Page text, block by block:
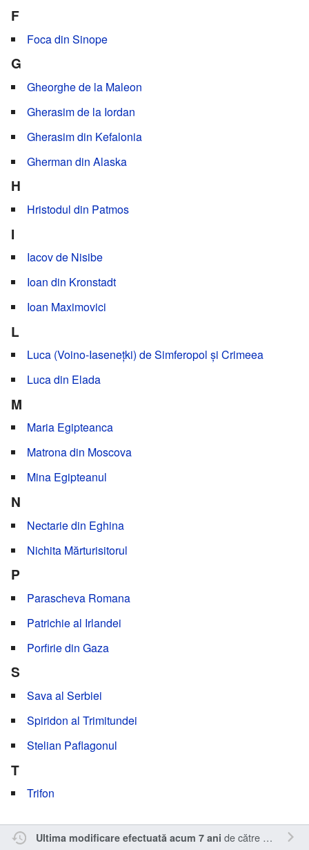
F
Foca din Sinope
G
Gheorghe de la Maleon
Gherasim de la Iordan
Gherasim din Kefalonia
Gherman din Alaska
H
Hristodul din Patmos
I
Iacov de Nisibe
Ioan din Kronstadt
Ioan Maximovici
L
Luca (Voino-Iasenețki) de Simferopol și Crimeea
Luca din Elada
M
Maria Egipteanca
Matrona din Moscova
Mina Egipteanul
N
Nectarie din Eghina
Nichita Mărturisitorul
P
Parascheva Romana
Patrichie al Irlandei
Porfirie din Gaza
S
Sava al Serbiei
Spiridon al Trimitundei
Stelian Paflagonul
T
Trifon
Ultima modificare efectuată acum 7 ani de către EGobi.